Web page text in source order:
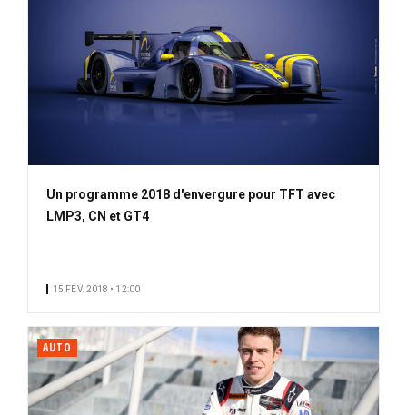
Un programme 2018 d'envergure pour TFT avec
LMP3, CN et GT4
15 FÉV. 2018 • 12:00
AUTO